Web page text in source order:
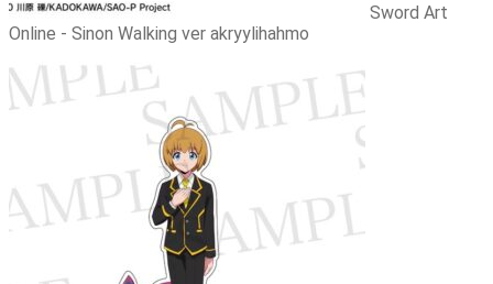
Sword Art
Online - Sinon Walking ver akryylihahmo